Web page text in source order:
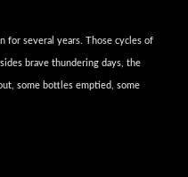
for several years. Those cycles of
brave thundering days, the
some bottles emptied, some